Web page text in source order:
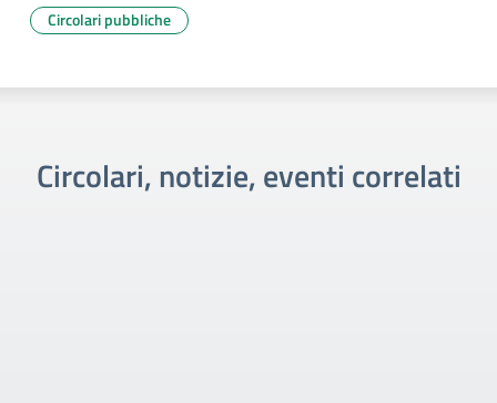
Circolari pubbliche
Circolari, notizie, eventi correlati